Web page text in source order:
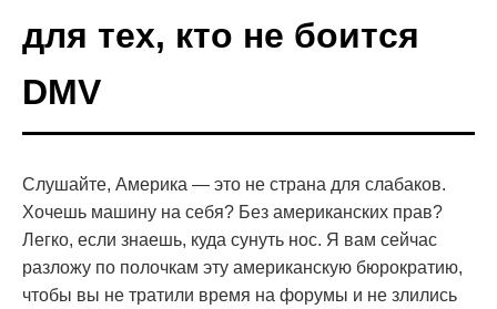
для тех, кто не боится
DMV
Слушайте, Америка — это не страна для слабаков.
Хочешь машину на себя? Без американских прав?
Легко, если знаешь, куда сунуть нос. Я вам сейчас
разложу по полочкам эту американскую бюрократию,
чтобы вы не тратили время на форумы и не злились